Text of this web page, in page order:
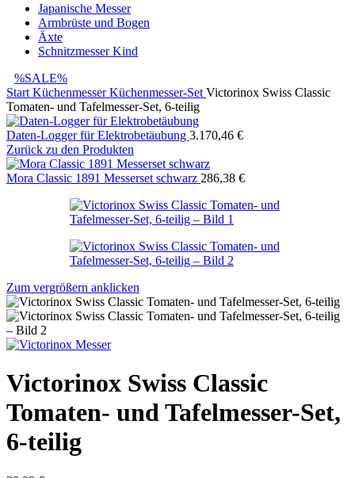
Japanische Messer
Armbrüste und Bogen
Äxte
Schnitzmesser Kind
%SALE%
Start KüchenmesserKüchenmesser-Set Victorinox Swiss Classic
Tomaten- und Tafelmesser-Set, 6-teilig
Daten-Logger für Elektrobetäubung 3.170,46 €
Zurück zu den Produkten
Mora Classic 1891 Messerset schwarz 286,38 €
Zum vergrößern anklicken
Victorinox Swiss Classic
Tomaten- und Tafelmesser-Set,
6-teilig